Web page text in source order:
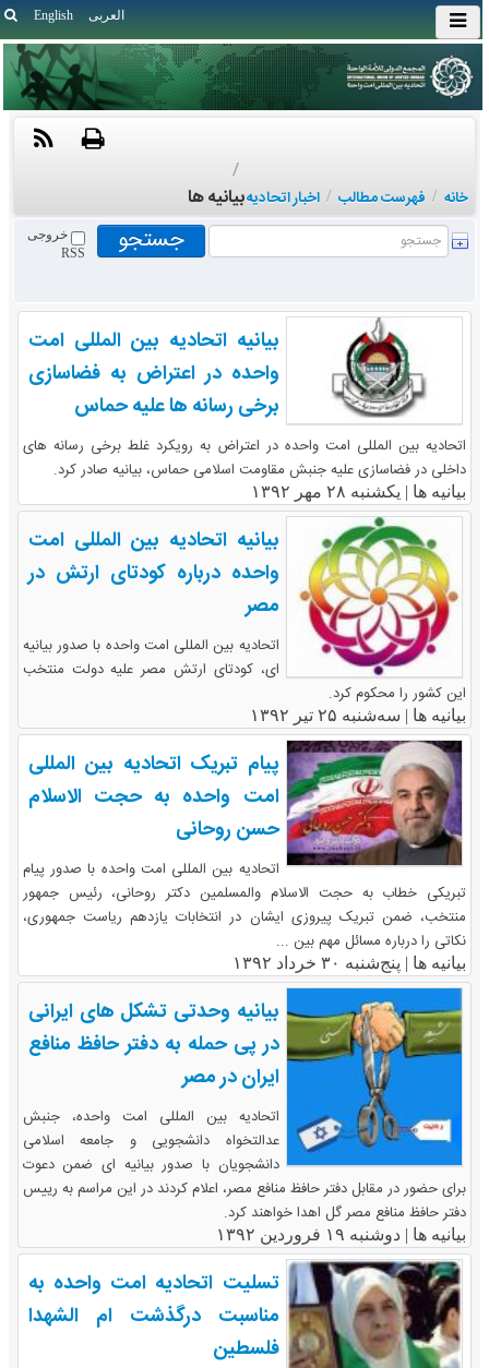
English العربی
خانه / فهرست مطالب / اخبار اتحادیه
/
بیانیه ها
خروجی
RSS
بیانیه اتحادیه بین المللی امت
واحده در اعتراض به فضاسازی
برخی رسانه ها علیه حماس
اتحادیه بین المللی امت واحده در اعتراض به رویکرد غلط برخی رسانه های
داخلی در فضاسازی علیه جنبش مقاومت اسلامی حماس، بیانیه صادر کرد.
بیانیه ها | یکشنبه ۲۸ مهر ۱۳۹۲
بیانیه اتحادیه بین المللی امت
واحده درباره کودتای ارتش در
مصر
اتحادیه بین المللی امت واحده با صدور بیانیه
ای، کودتای ارتش مصر علیه دولت منتخب
این کشور را محکوم کرد.
بیانیه ها | سه‌شنبه ۲۵ تیر ۱۳۹۲
پیام تبریک اتحادیه بین المللی
امت واحده به حجت الاسلام
حسن روحانی
اتحادیه بین المللی امت واحده با صدور پیام
تبریکی خطاب به حجت الاسلام والمسلمین دکتر روحانی، رئیس جمهور
منتخب، ضمن تبریک پیروزی ایشان در انتخابات یازدهم ریاست جمهوری،
نکاتی را درباره مسائل مهم بین ...
بیانیه ها | پنج‌شنبه ۳۰ خرداد ۱۳۹۲
بیانیه وحدتی تشکل های ایرانی
در پی حمله به دفتر حافظ منافع
ایران در مصر
اتحادیه بین المللی امت واحده، جنبش
عدالتخواه دانشجویی و جامعه اسلامی
دانشجویان با صدور بیانیه ای ضمن دعوت
برای حضور در مقابل دفتر حافظ منافع مصر، اعلام کردند در این مراسم به رییس
دفتر حافظ منافع مصر گل اهدا خواهند کرد.
بیانیه ها | دوشنبه ۱۹ فروردین ۱۳۹۲
تسلیت اتحادیه امت واحده به
مناسبت درگذشت ام الشهدا
فلسطین